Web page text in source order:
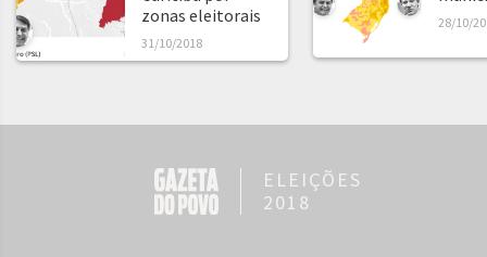
zonas eleitorais
31/10/2018
28/10/
ELEIÇÕES
2018